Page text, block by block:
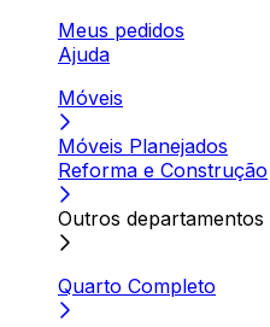
Meus pedidos
Ajuda
Móveis
Móveis Planejados
Reforma e Construção
Outros departamentos
Quarto Completo